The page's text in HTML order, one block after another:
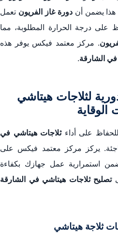
هذا يضمن أندورة غاز الفريون تعمل
على درجة الحرارة المطلوبة، مما
. مركز معتمد فيكس يوفر هذه
في الشارقة.
لثلاجات هيتاشي
للحفاظ على أداءثلاجات هيتاشي في
يركز مركز معتمد فيكس على
استمرارية عمل جهازك بكفاءة
تصليح ثلاجات هيتاشي في الشارقة
ثلاجة هيتاشي